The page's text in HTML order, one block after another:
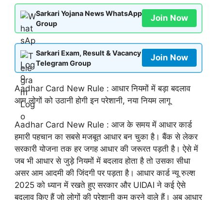
Sarkari Yojana News WhatsApp
Group
Join Now
Sarkari Exam, Result & Vacancy
Telegram Group
Join Now
Aadhar Card New Rule : आधार नियमों में बड़ा बदलाव
आम लोगों को उठानी होगी इन परेशानी, नया नियम लागू
Aadhar Card New Rule : आज के समय में आधार कार्ड
हमारी पहचान का सबसे मजबूत आधार बन चुका है। बैंक से लेकर
सरकारी योजना तक हर जगह आधार की जरूरत पड़ती है। ऐसे में
जब भी आधार से जुड़े नियमों में बदलाव होता है तो उसका सीधा
असर आम आदमी की जिंदगी पर पड़ता है। आधार कार्ड न्यू रुल्श
2025 को ध्यान में रखते हुए सरकार और UIDAI ने कई ऐसे
बदलाव किए हैं जो लोगों की परेशानी कम करने वाले हैं। अब आधार